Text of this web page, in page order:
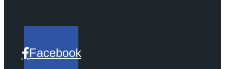
Facebook